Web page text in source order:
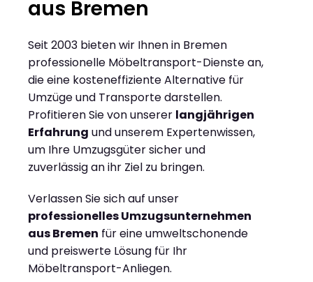
aus Bremen
Seit 2003 bieten wir Ihnen in Bremen
professionelle Möbeltransport-Dienste an,
die eine kosteneffiziente Alternative für
Umzüge und Transporte darstellen.
Profitieren Sie von unserer langjährigen
Erfahrung und unserem Expertenwissen,
um Ihre Umzugsgüter sicher und
zuverlässig an ihr Ziel zu bringen.
Verlassen Sie sich auf unser
professionelles Umzugsunternehmen
aus Bremen für eine umweltschonende
und preiswerte Lösung für Ihr
Möbeltransport-Anliegen.